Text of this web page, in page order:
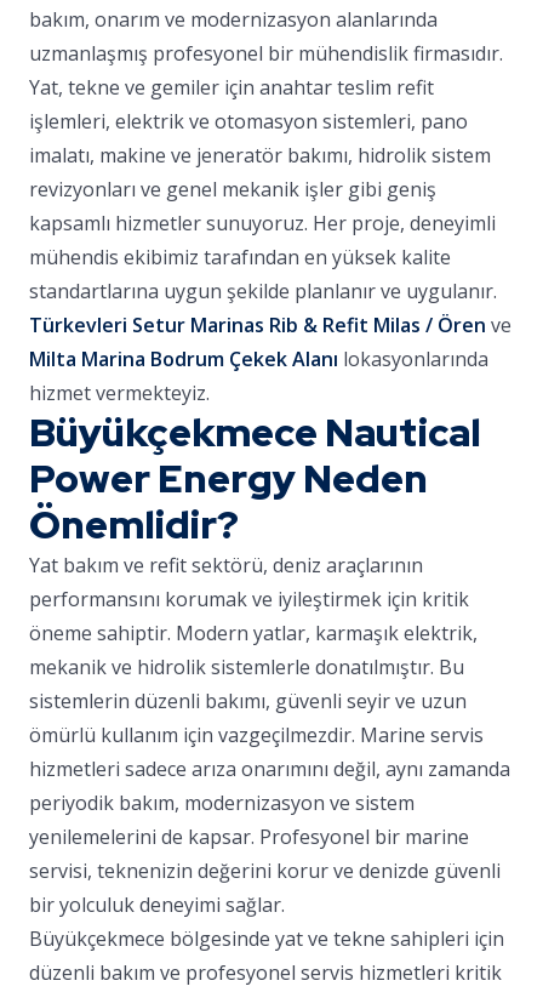
bakım, onarım ve modernizasyon alanlarında
uzmanlaşmış profesyonel bir mühendislik firmasıdır.
Yat, tekne ve gemiler için anahtar teslim refit
işlemleri, elektrik ve otomasyon sistemleri, pano
imalatı, makine ve jeneratör bakımı, hidrolik sistem
revizyonları ve genel mekanik işler gibi geniş
kapsamlı hizmetler sunuyoruz. Her proje, deneyimli
mühendis ekibimiz tarafından en yüksek kalite
standartlarına uygun şekilde planlanır ve uygulanır.
Türkevleri Setur Marinas Rib & Refit Milas / Ören ve
Milta Marina Bodrum Çekek Alanı lokasyonlarında
hizmet vermekteyiz.
Büyükçekmece Nautical
Power Energy Neden
Önemlidir?
Yat bakım ve refit sektörü, deniz araçlarının
performansını korumak ve iyileştirmek için kritik
öneme sahiptir. Modern yatlar, karmaşık elektrik,
mekanik ve hidrolik sistemlerle donatılmıştır. Bu
sistemlerin düzenli bakımı, güvenli seyir ve uzun
ömürlü kullanım için vazgeçilmezdir. Marine servis
hizmetleri sadece arıza onarımını değil, aynı zamanda
periyodik bakım, modernizasyon ve sistem
yenilemelerini de kapsar. Profesyonel bir marine
servisi, teknenizin değerini korur ve denizde güvenli
bir yolculuk deneyimi sağlar.
Büyükçekmece bölgesinde yat ve tekne sahipleri için
düzenli bakım ve profesyonel servis hizmetleri kritik